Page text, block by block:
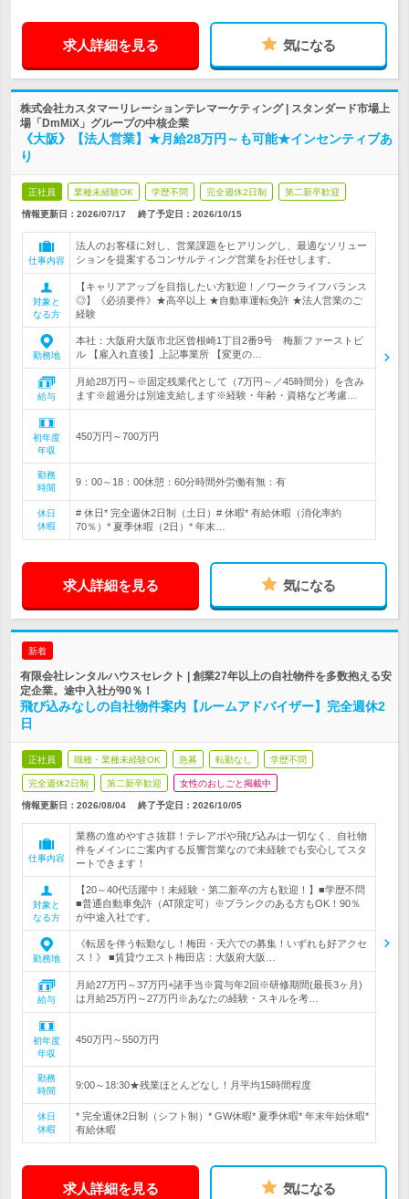
求人詳細を見る 気になる
株式会社カスタマーリレーションテレマーケティング | スタンダード市場上
場「DmMiX」グループの中核企業
《大阪》【法人営業】★月給28万円～も可能★インセンティブあ
り
正社員 業種未経験OK 学歴不問 完全週休2日制 第二新卒歓迎
情報更新日：2026/07/17 終了予定日： 2026/10/15
仕事内容
法人のお客様に対し、営業課題をヒアリングし、最適なソリュー
ションを提案するコンサルティング営業をお任せします。
対象と
なる方
【キャリアアップを目指したい方歓迎！／ワークライフバランス
◎】《必須要件》★高卒以上 ★自動車運転免許 ★法人営業のご
経験
勤務地
本社：大阪府大阪市北区曾根崎1丁目2番9号 梅新ファーストビ
ル 【雇入れ直後】上記事業所 【変更の…
給与
月給28万円～※固定残業代として（7万円～／45時間分）を含み
ます※超過分は別途支給します※経験・年齢・資格など考慮…
初年度
年収
450万円～700万円
勤務
時間
9：00～18：00休憩：60分時間外労働有無：有
休日
休暇
# 休日* 完全週休2日制（土日）# 休暇* 有給休暇（消化率約
70％）* 夏季休暇（2日）* 年末…
求人詳細を見る 気になる
新着
有限会社レンタルハウスセレクト | 創業27年以上の自社物件を多数抱える安
定企業。途中入社が90％！
飛び込みなしの自社物件案内【ルームアドバイザー】完全週休2
日
正社員 職種・業種未経験OK 急募 転勤なし 学歴不問
完全週休2日制 第二新卒歓迎 女性のおしごと掲載中
情報更新日：2026/08/04 終了予定日： 2026/10/05
仕事内容
業務の進めやすさ抜群！テレアポや飛び込みは一切なく、自社物
件をメインにご案内する反響営業なので未経験でも安心してスタ
ートできます！
対象と
なる方
【20～40代活躍中！未経験・第二新卒の方も歓迎！】■学歴不問
■普通自動車免許（AT限定可）※ブランクのある方もOK！90％
が中途入社です。
勤務地
《転居を伴う転勤なし！梅田・天六での募集！いずれも好アクセ
ス！》 ■賃貸ウエスト梅田店：大阪府大阪…
給与
月給27万円～37万円+諸手当※賞与年2回※研修期間(最長3ヶ月)
は月給25万円～27万円※あなたの経験・スキルを考…
初年度
年収
450万円～550万円
勤務
時間
9:00～18:30★残業ほとんどなし！月平均15時間程度
休日
休暇
* 完全週休2日制（シフト制）* GW休暇* 夏季休暇* 年末年始休暇*
有給休暇
求人詳細を見る 気になる